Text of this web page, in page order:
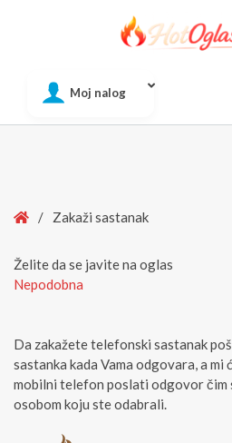
Moj nalog
Home
/ Zakaži sastanak
Želite da se javite na oglas
Nepodobna
Da zakažete telefonski sastanak
sastanka kada Vama odgovara, a mi
mobilni telefon poslati odgovor čim
osobom koju ste odabrali.